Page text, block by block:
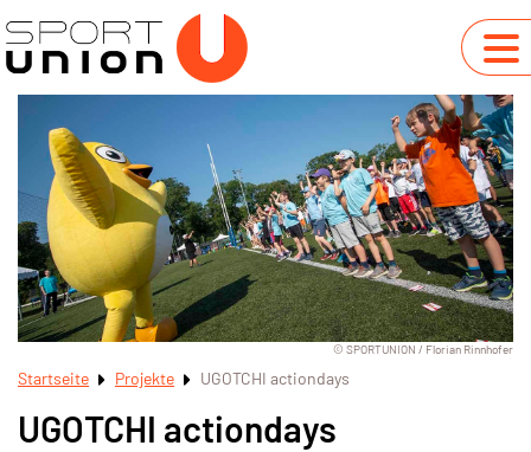
© SPORTUNION / Florian Rinnhofer
Startseite Projekte UGOTCHI actiondays
UGOTCHI actiondays